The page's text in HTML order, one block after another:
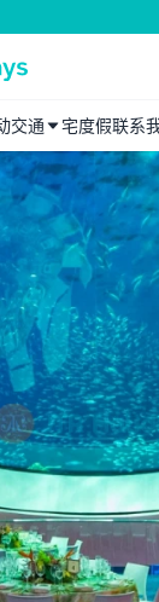
交通 宅度假联系